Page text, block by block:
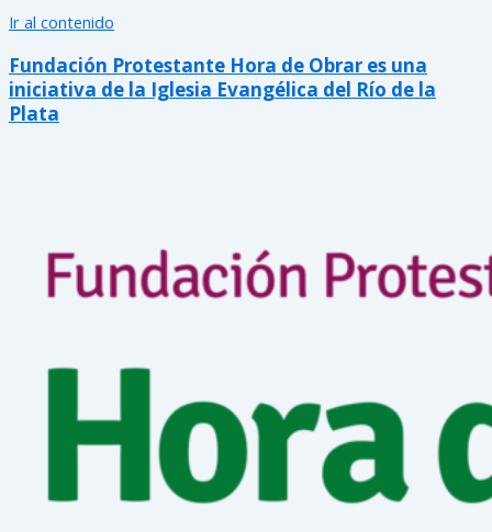
Ir al contenido
Fundación Protestante Hora de Obrar es una
iniciativa de la Iglesia Evangélica del Río de la
Plata